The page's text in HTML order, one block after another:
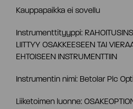
Hallituksen valtuutukset
Osakkeenomistajien
Hallitus
Toimitusjohtaja ja
Kauppapaikka ei sovellu
Instrumenttityyppi:
LIITTYY OSAKKEESEEN TAI
EHTOISEEN INSTRUMENTTIIN
Instrumentin nimi: Betolar Plc
Liiketoimen luonne: